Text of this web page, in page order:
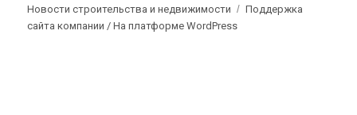
Новости строительства и недвижимости
Поддержка
сайта компании /На платформе WordPress